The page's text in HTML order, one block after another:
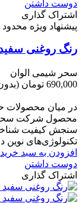
دوست داشتن
اشتراک گذاری
پیشنهاد ویژه محدود
رنگ روغنی
سحر شیمی الوان
690,000 تومان
در میان محصولات
محصول شرکت
سنجش کیفیت
تکنولوژی‌های نوین
افزودن به سبد خرید
دوست داشتن
اشتراک گذاری